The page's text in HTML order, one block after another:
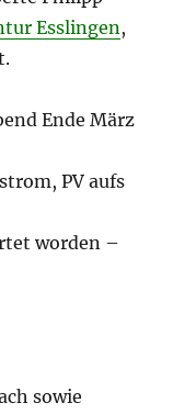
Esslingen,
Ende März
PV aufs
worden –
sowie